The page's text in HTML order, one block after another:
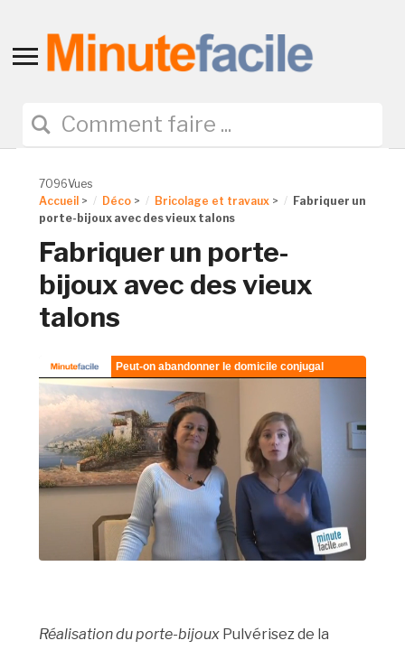
Toggle
navigation
7096Vues
Accueil > Déco > Bricolage et travaux >
Fabriquer un
porte-bijoux avec des vieux talons
Fabriquer un porte-
bijoux avec des vieux
talons
Réalisation du porte-bijoux Pulvérisez de la